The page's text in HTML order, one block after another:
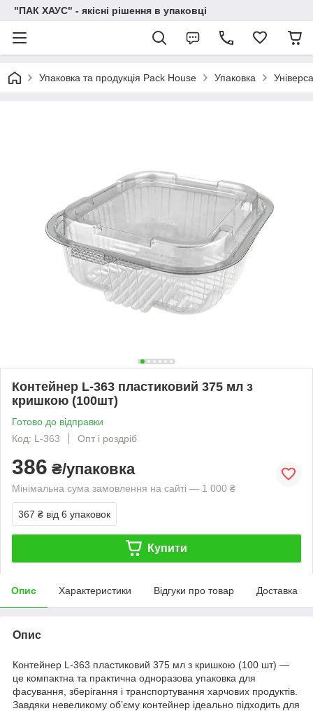
"ПАК ХАУС" - якісні рішення в упаковці
Упаковка та продукція Pack House Упаковка
Контейнер L-363 пластиковий 375 мл з
кришкою (100шт)
Готово до відправки
Код: L-363
Опт і роздріб
386 ₴/упаковка
Мінімальна сума замовлення на сайті — 1 000 ₴
367 ₴ від 6 упаковок
Купити
Опис Характеристики Відгуки про товар Доставка
Опис
Контейнер L-363 пластиковий 375 мл з кришкою (100 шт) —
це компактна та практична одноразова упаковка для
фасування, зберігання і транспортування харчових продуктів.
Завдяки невеликому об’єму контейнер ідеально підходить для